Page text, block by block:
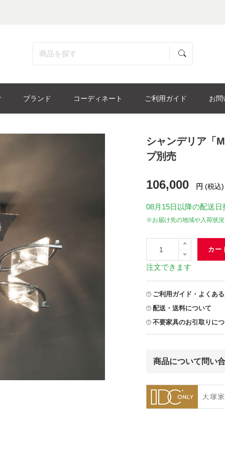
ブランド コーディネート ご利用ガイド お問
シャンデリア「
プ別売
106,000 円 (税込)
08月15日 以降の配送
※お届け先の地域や入荷状
カー
注文できます
ご利用ガイド・よくあ
配送・送料について
不要家具のお引取りに
商品について問い